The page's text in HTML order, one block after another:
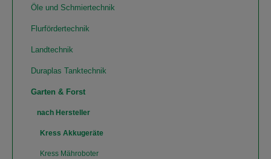
Öle und Schmiertechnik
Flurfördertechnik
Landtechnik
Duraplas Tanktechnik
Garten & Forst
nach Hersteller
Kress Akkugeräte
Kress Mähroboter